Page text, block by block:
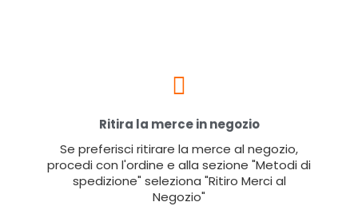
Ritira la merce in negozio
Se preferisci ritirare la merce al negozio,
procedi con l'ordine e alla sezione "Metodi di
spedizione" seleziona "Ritiro Merci al
Negozio"